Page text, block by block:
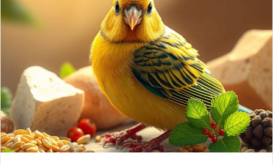
göndermek